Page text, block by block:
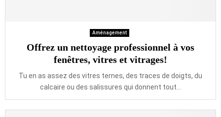
Aménagement
Offrez un nettoyage professionnel à vos
fenêtres, vitres et vitrages!
Tu en as assez des vitres ternes, des traces de doigts, du
calcaire ou des salissures qui donnent tout...